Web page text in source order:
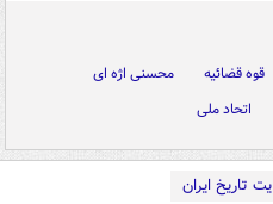
قوه قضائیه
محسنی اژه ای
اتحاد ملی
تاریخ ایران